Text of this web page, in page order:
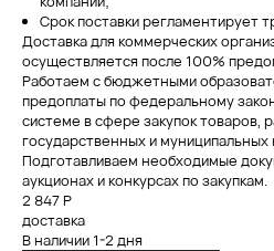
Срок поставки регламентирует
Доставка для коммерческих
осуществляется после 100%
Работаем с бюджетными
предоплаты по федеральному
системе в сфере закупок товаров,
государственных и муниципальных
Подготавливаем необходимые
аукционах и конкурсах по закупкам.
2 847 Р
доставка
В наличии 1-2 дня